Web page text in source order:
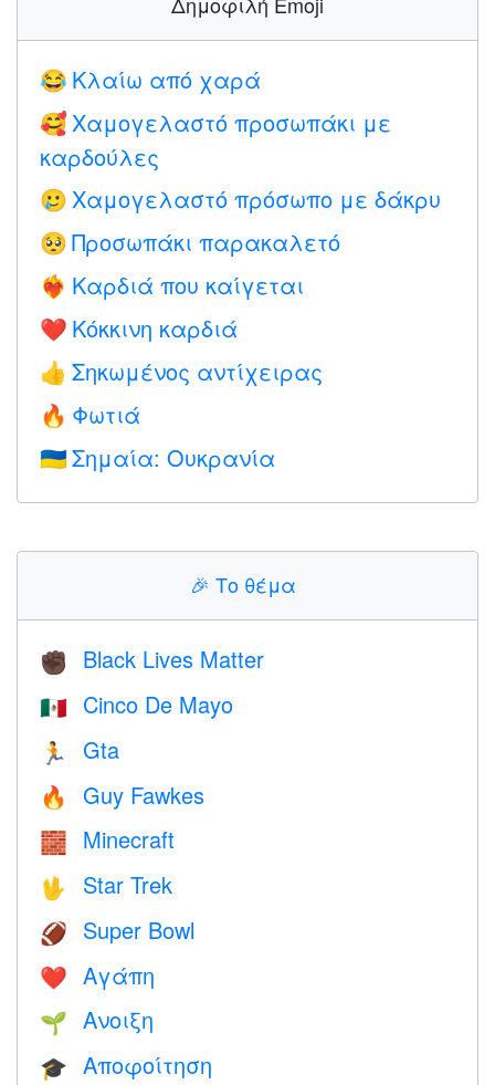
😂 Κλαίω από χαρά
🥰 Χαμογελαστό προσωπάκι με
καρδούλες
🥲 Χαμογελαστό πρόσωπο με δάκρυ
🥺 Προσωπάκι παρακαλετό
❤️‍🔥 Καρδιά που καίγεται
❤️ Κόκκινη καρδιά
👍 Σηκωμένος αντίχειρας
🔥 Φωτιά
🇺🇦 Σημαία: Ουκρανία
🎉 Το θέμα
✊🏿 Black Lives Matter
🇲🇽 Cinco De Mayo
🏃 Gta
🔥 Guy Fawkes
🧱 Minecraft
🖖 Star Trek
🏈 Super Bowl
❤️️ Αγάπη
🌱 Ανοιξη
🎓 Αποφοίτηση